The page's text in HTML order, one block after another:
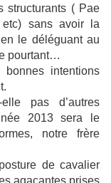
structurants ( Pae
sans avoir la
le déléguant au
pourtant…
bonnes intentions
pas d’autres
2013 sera le
notre frère
de cavalier